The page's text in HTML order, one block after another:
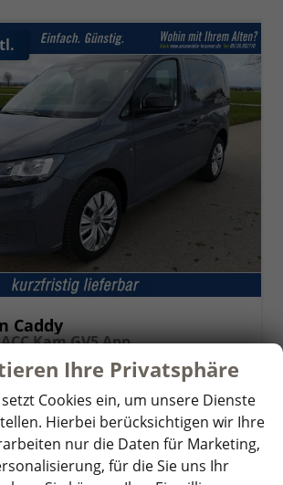
Caddy
Kam GV5 App
14 Tage Fahrzeug mit Tageszulassung
GetriebeSchaltgetriebe
Außenfarbe Puregrey
Kilometerstand 10 km
Ihre Privatsphäre
Cookies ein, um unsere Dienste
Hierbei berücksichtigen wir Ihre
nur die Daten für Marketing,
für die Sie uns Ihr